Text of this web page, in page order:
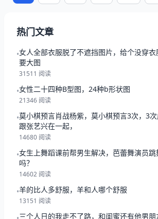
热门文章
•女人全部衣服脱了不遮挡图片，给个没穿衣
要大图
31511 阅读
•女性二十四种B型图，24种b形状图
21346 阅读
•莫小棋预言肖战杨紫，莫小棋预言3次，3
跟张艺兴在一起，
14680 阅读
•女生上舞蹈课前帮男生解决，芭蕾舞演员
吗？
14602 阅读
•羊的比人多舒服，羊和人哪个舒服
13151 阅读
三个人日的我走不了路，和闺蜜还有他男朋